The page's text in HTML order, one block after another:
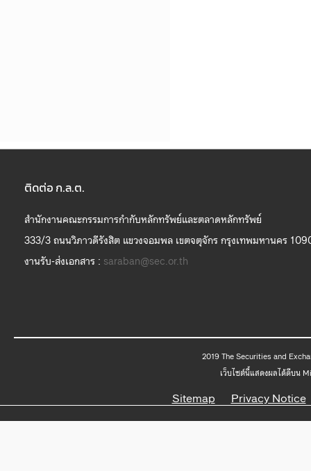
ติดต่อ ก.ล.ต.
สำนักงานคณะกรรมการกำกับหลักทรัพย์และตลาดหลักทรัพย์
333/3 ถนนวิภาวดีรังสิต แขวงจอมพล เขตจตุจักร กรุงเทพมหานคร
งานรับ-ส่งเอกสาร : saraban@sec.or.th
2019
เว็บไซต์นี้แสดงผลได้ดีบน
Sitemap Privacy Notice